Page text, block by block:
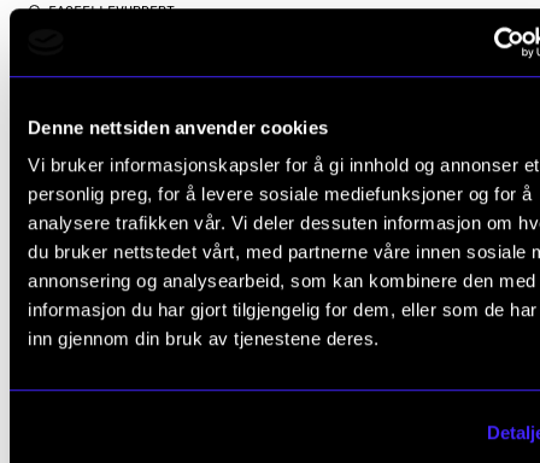
Denne nettsiden anvender cookies
Vi bruker informasjonskapsler for å gi innhold og annonser et
personlig preg, for å levere sosiale mediefunksjoner og for å
analysere trafikken vår. Vi deler dessuten informasjon om
du bruker nettstedet vårt, med partnerne våre innen sosiale
annonsering og analysearbeid, som kan kombinere den med
informasjon du har gjort tilgjengelig for dem, eller som de
inn gjennom din bruk av tjenestene deres.
FAGFELLEVURDERT
Stefan Gies (red.), Jon Helge Sætre (red.)